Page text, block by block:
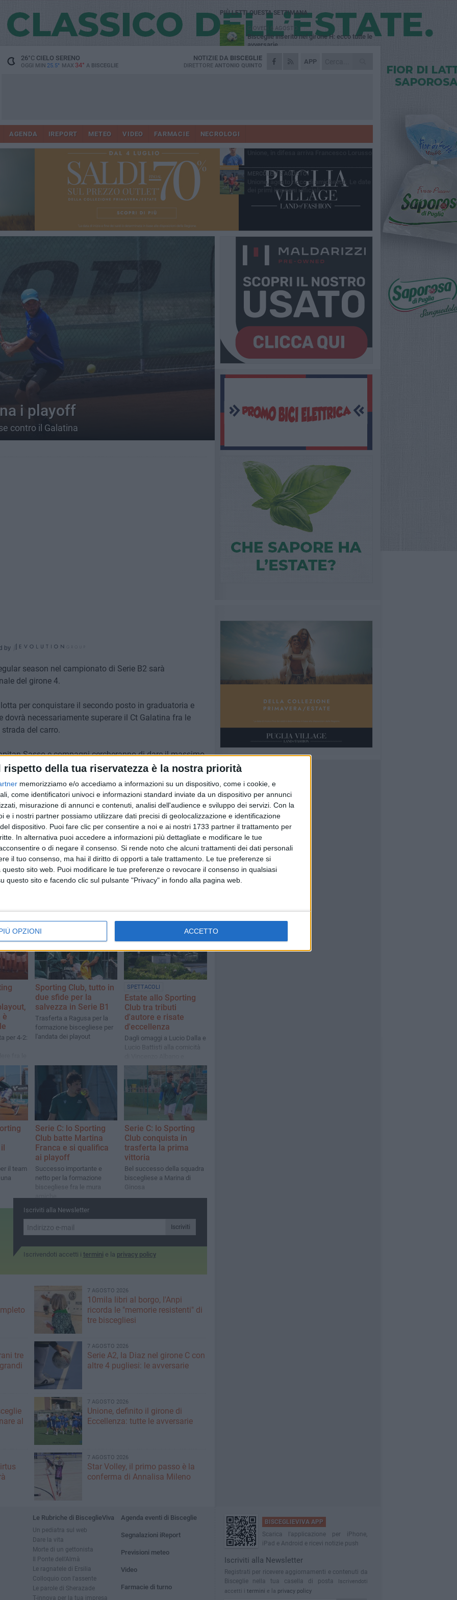
rispetto della tua riservatezza è la nostra priorità
memorizziamo e/o accediamo a informazioni su un dispositivo, come i cookie, e
come identificatori univoci e informazioni standard inviate da un dispositivo per annunci
misurazione di annunci e contenuti, analisi dell'audience e sviluppo dei servizi. Con la
e i nostri partner possiamo utilizzare dati precisi di geolocalizzazione e identificazione
dispositivo. Puoi fare clic per consentire a noi e ai nostri 1733 partner il trattamento per
In alternativa puoi accedere a informazioni più dettagliate e modificare le tue
o di negare il consenso. Si rende noto che alcuni trattamenti dei dati personali
il tuo consenso, ma hai il diritto di opporti a tale trattamento. Le tue preferenze si
sito web. Puoi modificare le tue preferenze o revocare il consenso in qualsiasi
questo sito e facendo clic sul pulsante "Privacy" in fondo alla pagina web.
OPZIONI ACCETTO
26°CCIELO SERENO
OGGI MIN 25.5° MAX 34° A BISCEGLIE
APP
NOTIZIE DA BISCEGLIE
DIRETTORE ANTONIO QUINTO
AGENDA IREPORT METEO VIDEO FARMACIE NECROLOGI
i playoff
contro il Galatina
by
season nel campionato di Serie B2 sarà
del girone 4.
per conquistare il secondo posto in graduatoria e
necessariamente superare il Ct Galatina fra le
del carro.
Sasso e compagni cercheranno di dare il massimo
è fissato per le ore 10.
7 AGOSTO 2026
Festa patronale, il programma
completo di venerdì 7 agosto
è
per 4-2:
la
Sporting Club, tutto in
due sfide per la
salvezza in Serie B1
Trasferta a Ragusa per la
formazione biscegliese per
l'andata dei playout
SPETTACOLI
Estate allo Sporting
Club tra tributi
d'autore e risate
d'eccellenza
Dagli omaggi a Lucio Dalla e
Lucio Battisti alla comicità
Gianluca "Scintilla" Fubelli
il team
Serie C: lo Sporting
Club batte Martina
Franca e si qualifica
ai playoff
Successo importante e
netto per la formazione
biscegliese fra le mura
amiche
Serie C: lo Sporting
Club conquista in
trasferta la prima
vittoria
Bel successo della squadra
biscegliese a Marina di
Ginosa
Iscriviti alla Newsletter
Iscriviti
Iscrivendoti accetti i termini e la privacy policy
7 AGOSTO 2026
10mila libri al borgo, l'Anpi
ricorda le "memorie resistenti" di
tre biscegliesi
tre
7 AGOSTO 2026
Serie A2, la Diaz nel girone C con
altre 4 pugliesi: le avversarie
al
7 AGOSTO 2026
Unione, definito il girone di
Eccellenza: tutte le avversarie
7 AGOSTO 2026
Star Volley, il primo passo è la
conferma di Annalisa Mileno
PIÙ LETTI QUESTA SETTIMANA
GIOVEDÌ 6 AGOSTO
Bisceglie inserito nel girone H: ecco tutte le
avversarie
LUNEDÌ 3 AGOSTO
Simone Franceschi, una solida certezza
Unione, innesto per le corsie offensive:
MARTEDÌ 4 AGOSTO
MERCOLEDÌ 5 AGOSTO
Unione, agosto ricco di amichevoli. Le date
dei primi impegni ufficiali
Le Rubriche di BisceglieViva
Un pediatra sul web
Dare la vita
Morte di un gettonista
Il Ponte dell'Almà
Le ragnatele di Ersilia
Colloquio con l'assente
Le parole di Sherazade
T-innova per la tua impresa
Agenda eventi di Bisceglie
Segnalazioni iReport
Previsioni meteo
Video
Farmacie di turno
BISCEGLIEVIVA APP
Scarica l'applicazione per iPhone,
iPad e Android e ricevi notizie push
Iscriviti alla Newsletter
Registrati per ricevere aggiornamenti e contenuti da
Bisceglie nella tua casella di posta
Iscrivendoti
accetti i termini e la privacy policy